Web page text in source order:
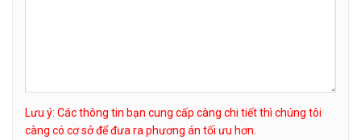
Lưu ý: Các thông tin bạn cung cấp càng chi tiết thì chúng tôi
càng có cơ sở để đưa ra phương án tối ưu hơn.